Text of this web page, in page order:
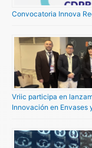
Convocatoria Innova
Vriic participa en
Innovación en Envases